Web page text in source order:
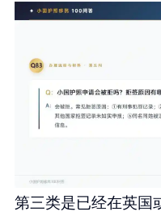
第三类是已经在英国